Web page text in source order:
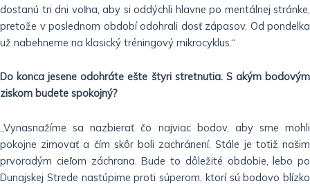
dostanú tri dni voľna, aby si oddýchli hlavne po mentálnej stránke,
pretože v poslednom období odohrali dosť zápasov. Od pondelka
už nabehneme na klasický tréningový mikrocyklus.“
Do konca jesene odohráte ešte štyri stretnutia. S akým bodovým
ziskom budete spokojný?
„Vynasnažíme sa nazbierať čo najviac bodov, aby sme mohli
pokojne zimovať a čím skôr boli zachránení. Stále je totiž našim
prvoradým cieľom záchrana. Bude to dôležité obdobie, lebo po
Dunajskej Strede nastúpime proti súperom, ktorí sú bodovo blízko